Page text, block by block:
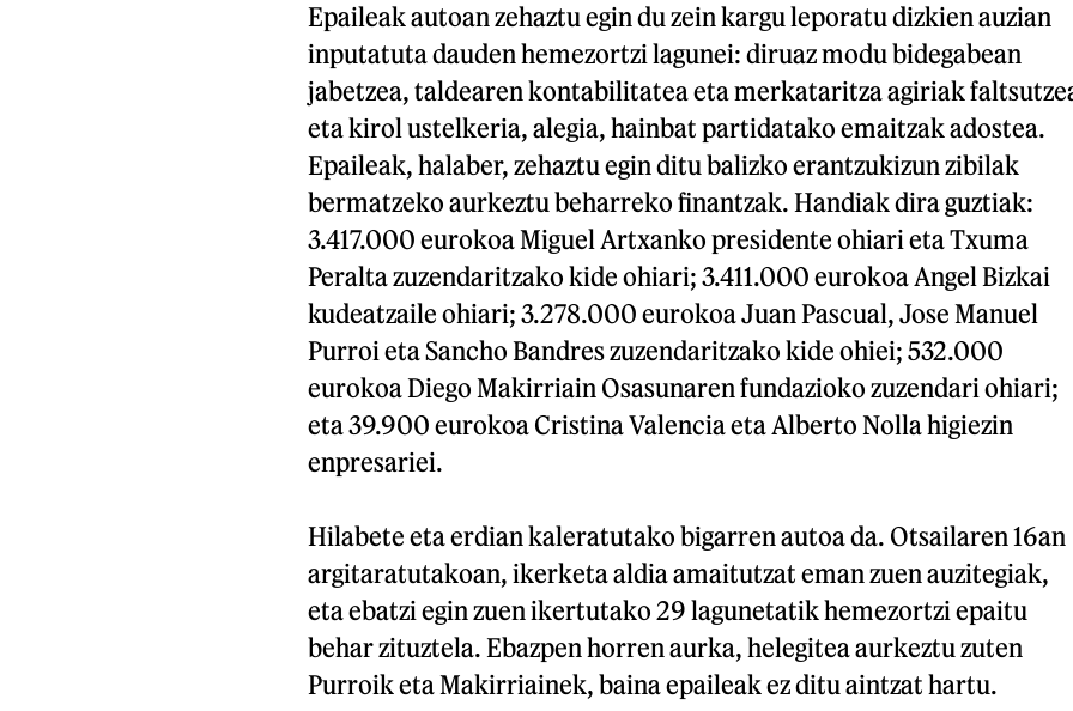
Epaileak autoan zehaztu egin du zein kargu leporatu dizkien auzian
inputatuta dauden hemezortzi lagunei: diruaz modu bidegabean
jabetzea, taldearen kontabilitatea eta merkataritza agiriak
eta kirol ustelkeria, alegia, hainbat partidatako emaitzak adostea.
Epaileak, halaber, zehaztu egin ditu balizko erantzukizun zibilak
bermatzeko aurkeztu beharreko finantzak. Handiak dira guztiak:
3.417.000 eurokoa Miguel Artxanko presidente ohiari eta Txuma
Peralta zuzendaritzako kide ohiari; 3.411.000 eurokoa Angel Bizkai
kudeatzaile ohiari; 3.278.000 eurokoa Juan Pascual, Jose Manuel
Purroi eta Sancho Bandres zuzendaritzako kide ohiei; 532.000
eurokoa Diego Makirriain Osasunaren fundazioko zuzendari ohiari;
eta 39.900 eurokoa Cristina Valencia eta Alberto Nolla higiezin
enpresariei.
Hilabete eta erdian kaleratutako bigarren autoa da. Otsailaren 16an
argitaratutakoan, ikerketa aldia amaitutzat eman zuen auzitegiak,
eta ebatzi egin zuen ikertutako 29 lagunetatik hemezortzi epaitu
behar zituztela. Ebazpen horren aurka, helegitea aurkeztu zuten
Purroik eta Makirriainek, baina epaileak ez ditu aintzat hartu.